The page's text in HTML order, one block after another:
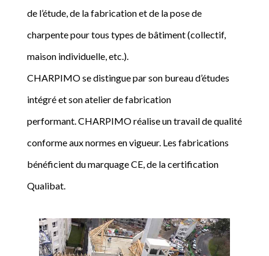
de l’étude, de la fabrication et de la pose de
charpente pour tous types de bâtiment (collectif,
maison individuelle, etc.).
CHARPIMO se distingue par son bureau d’études
intégré et son atelier de fabrication
performant. CHARPIMO réalise un travail de qualité
conforme aux normes en vigueur. Les fabrications
bénéficient du marquage CE, de la certification
Qualibat.